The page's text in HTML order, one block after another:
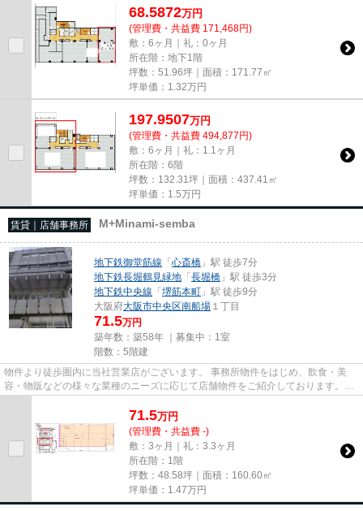
68.5872万円
(管理費・共益費 171,468円)
敷：6ヶ月｜礼：0ヶ月
所在階：地下1階
坪数：51.96坪｜面積：171.77㎡
坪単価： 1.32万円
197.9507万円
(管理費・共益費 494,877円)
敷：6ヶ月｜礼：1.1ヶ月
所在階：6階
坪数：132.31坪｜面積：437.41㎡
坪単価： 1.5万円
賃貸｜店舗事務所 M+Minami-semba
地下鉄御堂筋線 「心斎橋 」駅 徒歩7分
地下鉄長堀鶴見緑地 「長堀橋 」駅 徒歩3分
地下鉄中央線 「堺筋本町 」駅 徒歩9分
大阪府大阪市中央区南船場 １丁目
71.5万円
築年数：築58年 ｜募集中： 1室
階数：5階建
物件より徒歩圏内に当社営業店がございます。 事務所物件をはじめ、飲食・美
容・物販などの様々な業種のニーズに応じて店舗物件をご紹介しております。
尚、弊社ではおとり広告は一切...
71.5万円
(管理費・共益費 -)
敷：3ヶ月｜礼：3.3ヶ月
所在階：1階
坪数：48.58坪｜面積：160.60㎡
坪単価： 1.47万円